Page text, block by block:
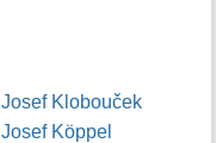
Josef Klobouček
Josef Köppel